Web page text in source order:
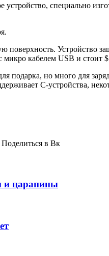
специально
Устройство
микро кабелем USB и стоит
подарка, но много для
С-устройства,
Поделиться в Вк
и царапины